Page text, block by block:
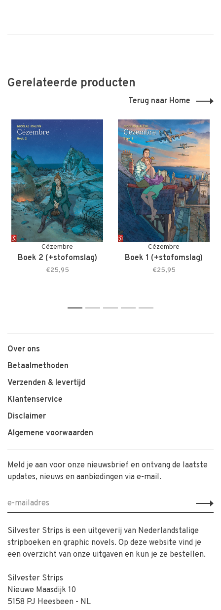
Gerelateerde producten
Terug naar Home
Cézembre
Boek 2 (+stofomslag)
€25,95
Cézembre
Boek 1 (+stofomslag)
€25,95
1 2 3 4 5
Over ons
Betaalmethoden
Verzenden & levertijd
Klantenservice
Disclaimer
Algemene voorwaarden
Meld je aan voor onze nieuwsbrief en ontvang de laatste
updates, nieuws en aanbiedingen via e-mail.
Silvester Strips is een uitgeverij van Nederlandstalige
stripboeken en graphic novels. Op deze website vind je
een overzicht van onze uitgaven en kun je ze bestellen.
Silvester Strips
Nieuwe Maasdijk 10
5158 PJ Heesbeen - NL